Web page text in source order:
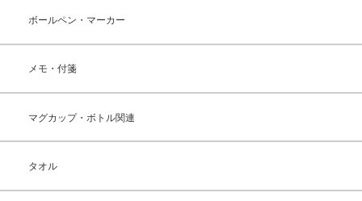
ボールペン・マーカー
メモ・付箋
マグカップ・ボトル関連
タオル